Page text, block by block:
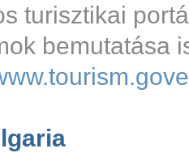
turisztikai
bemutatása